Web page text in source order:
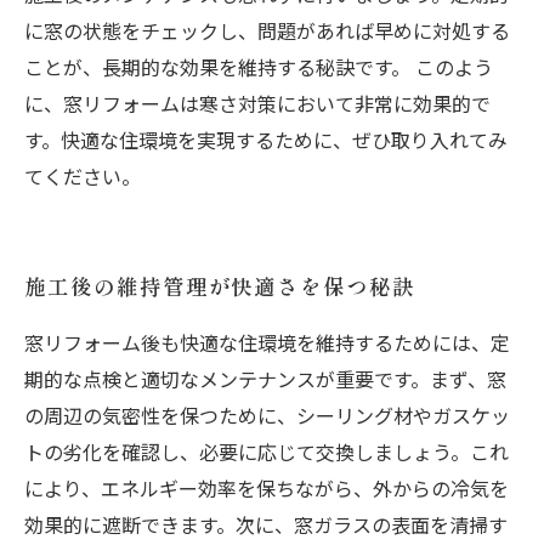
に窓の状態をチェックし、問題があれば早めに対処する
ことが、長期的な効果を維持する秘訣です。 このよう
に、窓リフォームは寒さ対策において非常に効果的で
す。快適な住環境を実現するために、ぜひ取り入れてみ
てください。
施工後の維持管理が快適さを保つ秘訣
窓リフォーム後も快適な住環境を維持するためには、定
期的な点検と適切なメンテナンスが重要です。まず、窓
の周辺の気密性を保つために、シーリング材やガスケッ
トの劣化を確認し、必要に応じて交換しましょう。これ
により、エネルギー効率を保ちながら、外からの冷気を
効果的に遮断できます。次に、窓ガラスの表面を清掃す